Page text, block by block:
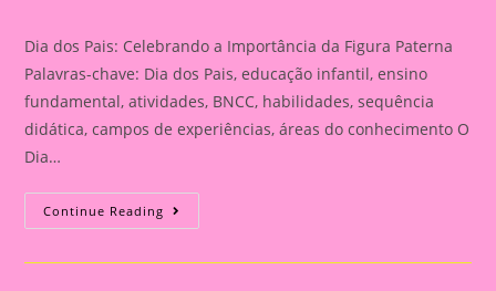
Dia dos Pais: Celebrando a Importância da Figura Paterna
Palavras-chave: Dia dos Pais, educação infantil, ensino
fundamental, atividades, BNCC, habilidades, sequência
didática, campos de experiências, áreas do conhecimento O
Dia…
Continue Reading Cartão
Lembrança
O